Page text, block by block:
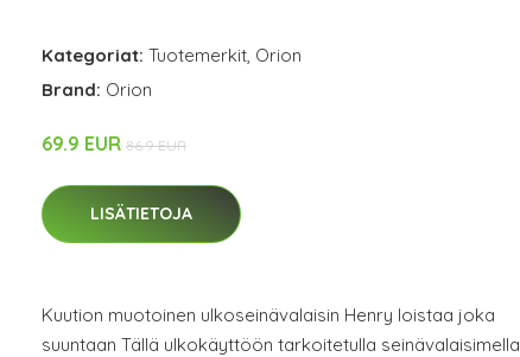
Kategoriat: Tuotemerkit, Orion
Brand: Orion
69.9 EUR 86.9 EUR
LISÄTIETOJA
Kuution muotoinen ulkoseinävalaisin Henry loistaa joka
suuntaan Tällä ulkokäyttöön tarkoitetulla seinävalaisimella